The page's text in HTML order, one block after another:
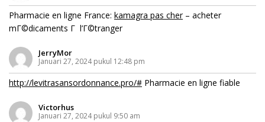
Pharmacie en ligne France: kamagra pas cher– acheter
mГ©dicaments Г l’Г©tranger
JerryMor
Januari 27, 2024 pukul 12:48 pm
http://levitrasansordonnance.pro/# Pharmacie en ligne fiable
Victorhus
Januari 27, 2024 pukul 9:50 am